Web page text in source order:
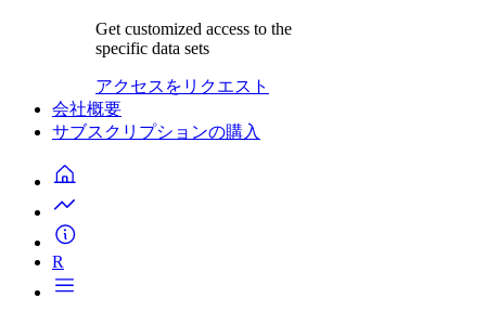
Get customized access to the
specific data sets
アクセスをリクエスト
会社概要
サブスクリプションの購入
R